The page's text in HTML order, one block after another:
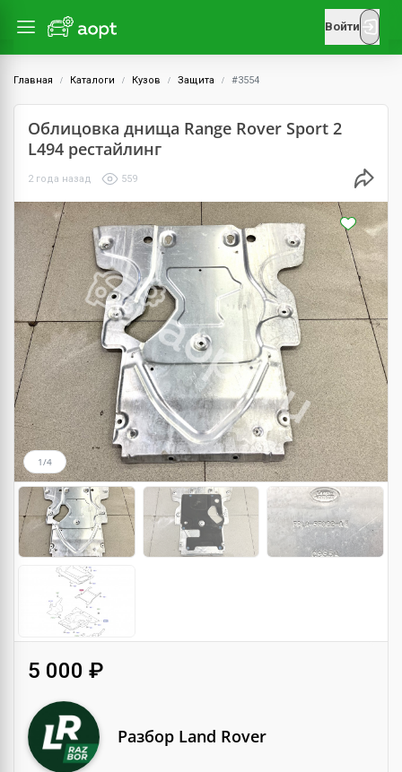
Войти
Главная Каталоги Кузов Защита #3554
Облицовка днища Range Rover Sport 2
L494 рестайлинг
2 года назад 559
1/4
5 000 ₽
Разбор Land Rover